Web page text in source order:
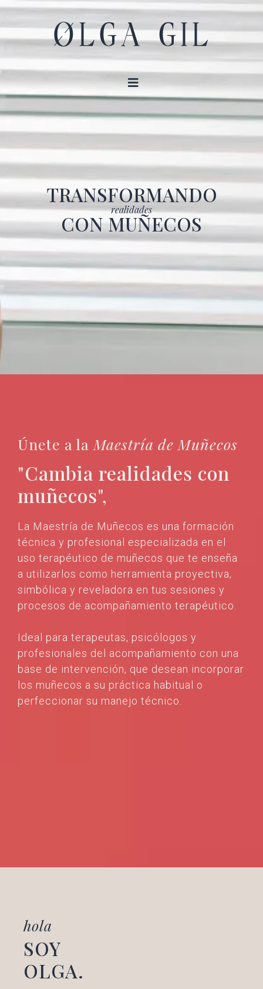
TRANSFORMANDO
realidades
CON MUÑECOS
Únete a la Maestría de Muñecos
"Cambia realidades con
muñecos",
La Maestría de Muñecos es una formación
técnica y profesional especializada en el
uso terapéutico de muñecos que te enseña
a utilizarlos como herramienta proyectiva,
simbólica y reveladora en tus sesiones y
procesos de acompañamiento terapéutico.
Ideal para terapeutas, psicólogos y
profesionales del acompañamiento con una
base de intervención, que desean incorporar
los muñecos a su práctica habitual o
perfeccionar su manejo técnico.
hola
SOY
OLGA.